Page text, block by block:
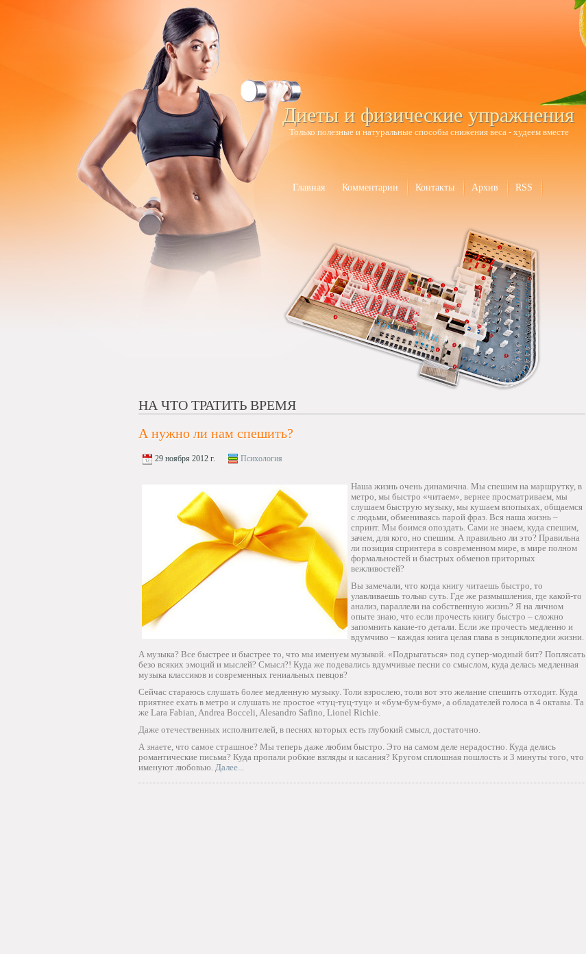
Диеты и физические упражнения
Только полезные и натуральные способы снижения веса - худеем вместе
Главная Комментарии Контакты Архив RSS
НА ЧТО ТРАТИТЬ ВРЕМЯ
А нужно ли нам спешить?
29 ноября 2012 г. Психология
Наша жизнь очень динамична. Мы спешим на маршрутку, в
метро, мы быстро «читаем», вернее просматриваем, мы
слушаем быструю музыку, мы кушаем впопыхах, общаемся
с людьми, обмениваясь парой фраз. Вся наша жизнь –
спринт. Мы боимся опоздать. Сами не знаем, куда спешим,
зачем, для кого, но спешим. А правильно ли это? Правильна
ли позиция спринтера в современном мире, в мире полном
формальностей и быстрых обменов приторных
вежливостей?
Вы замечали, что когда книгу читаешь быстро, то
улавливаешь только суть. Где же размышления, где какой-то
анализ, параллели на собственную жизнь? Я на личном
опыте знаю, что если прочесть книгу быстро – сложно
запомнить какие-то детали. Если же прочесть медленно и
вдумчиво – каждая книга целая глава в энциклопедии жизни.
А музыка? Все быстрее и быстрее то, что мы именуем музыкой. «Подрыгаться» под супер-модный бит? Поплясать
безо всяких эмоций и мыслей? Смысл?! Куда же подевались вдумчивые песни со смыслом, куда делась медленная
музыка классиков и современных гениальных певцов?
Сейчас стараюсь слушать более медленную музыку. Толи взрослею, толи вот это желание спешить отходит. Куда
приятнее ехать в метро и слушать не простое «туц-туц-туц» и «бум-бум-бум», а обладателей голоса в 4 октавы. Та
же Lara Fabian, Andrea Bocceli, Alesandro Safino, Lionel Richie.
Даже отечественных исполнителей, в песнях которых есть глубокий смысл, достаточно.
А знаете, что самое страшное? Мы теперь даже любим быстро. Это на самом деле нерадостно. Куда делись
романтические письма? Куда пропали робкие взгляды и касания? Кругом сплошная пошлость и 3 минуты того, что
именуют любовью. Далее...